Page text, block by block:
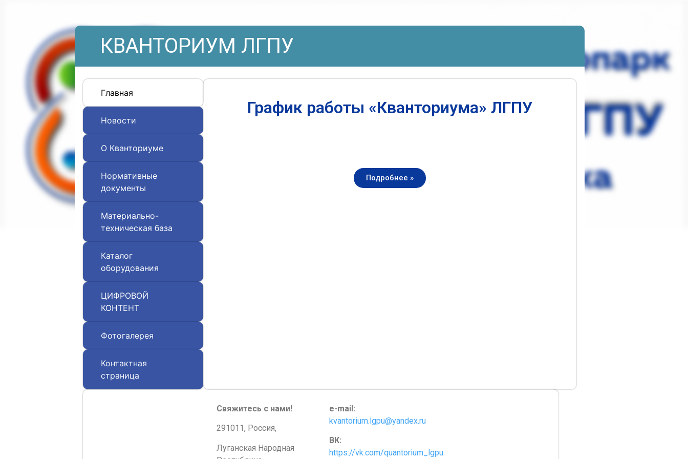
КВАНТОРИУМ ЛГПУ
Главная
Новости
О Кванториуме
Нормативные
документы
Материально-
техническая база
Каталог
оборудования
ЦИФРОВОЙ
КОНТЕНТ
Фотогалерея
Контактная
страница
График работы «Кванториума» ЛГПУ
Подробнее »
Свяжитесь с нами!
291011, Россия,
Луганская Народная
e-mail:
kvantorium.lgpu@yandex.ru
ВК:
https://vk.com/quantorium_lgpu